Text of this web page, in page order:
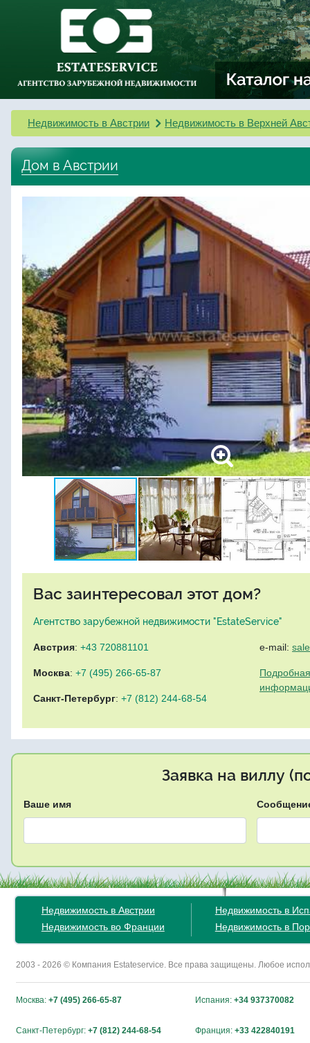
Недвижимость в Австрии Недвижимость в Верхней
Дом в Австрии
Вас заинтересовал этот дом?
Агентство зарубежной недвижимости "EstateService"
Австрия: +43 720881101
Москва: +7 (495) 266-65-87
Санкт-Петербург: +7 (812) 244-68-54
e-mail:
Заявка на виллу
Ваше имя
Недвижимость в Австрии
Недвижимость во Франции
Недвижимость в
Недвижимость в
2003 - 2026 © Компания Estateservice. Все права защищены. Любое
Москва: +7 (495) 266-65-87 Испания: +34 937370082
Санкт-Петербург: +7 (812) 244-68-54 Франция: +33 422840191